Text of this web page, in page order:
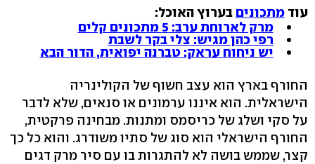
עוד מתכונים בערוץ האוכל:
מרק לארוחת ערב: 5 מתכונים קלים
רפי כהן מגיש: צלי בקר לשבת
יש ניחוח עראק: טברנה יפואית, הדור הבא
החורף בארץ הוא עצב חשוף של הקולינריה
הישראלית. הוא איננו ערמונים או סנאים, שלא לדבר
על סקי ושלג של כריסמס ומתנות. מבחינה פרקטית,
החורף הישראלי הוא סוג של סתיו משודרג. והוא כל כך
קצר, שממש בושה לא להתגרות בו עם סיר מרק דגים